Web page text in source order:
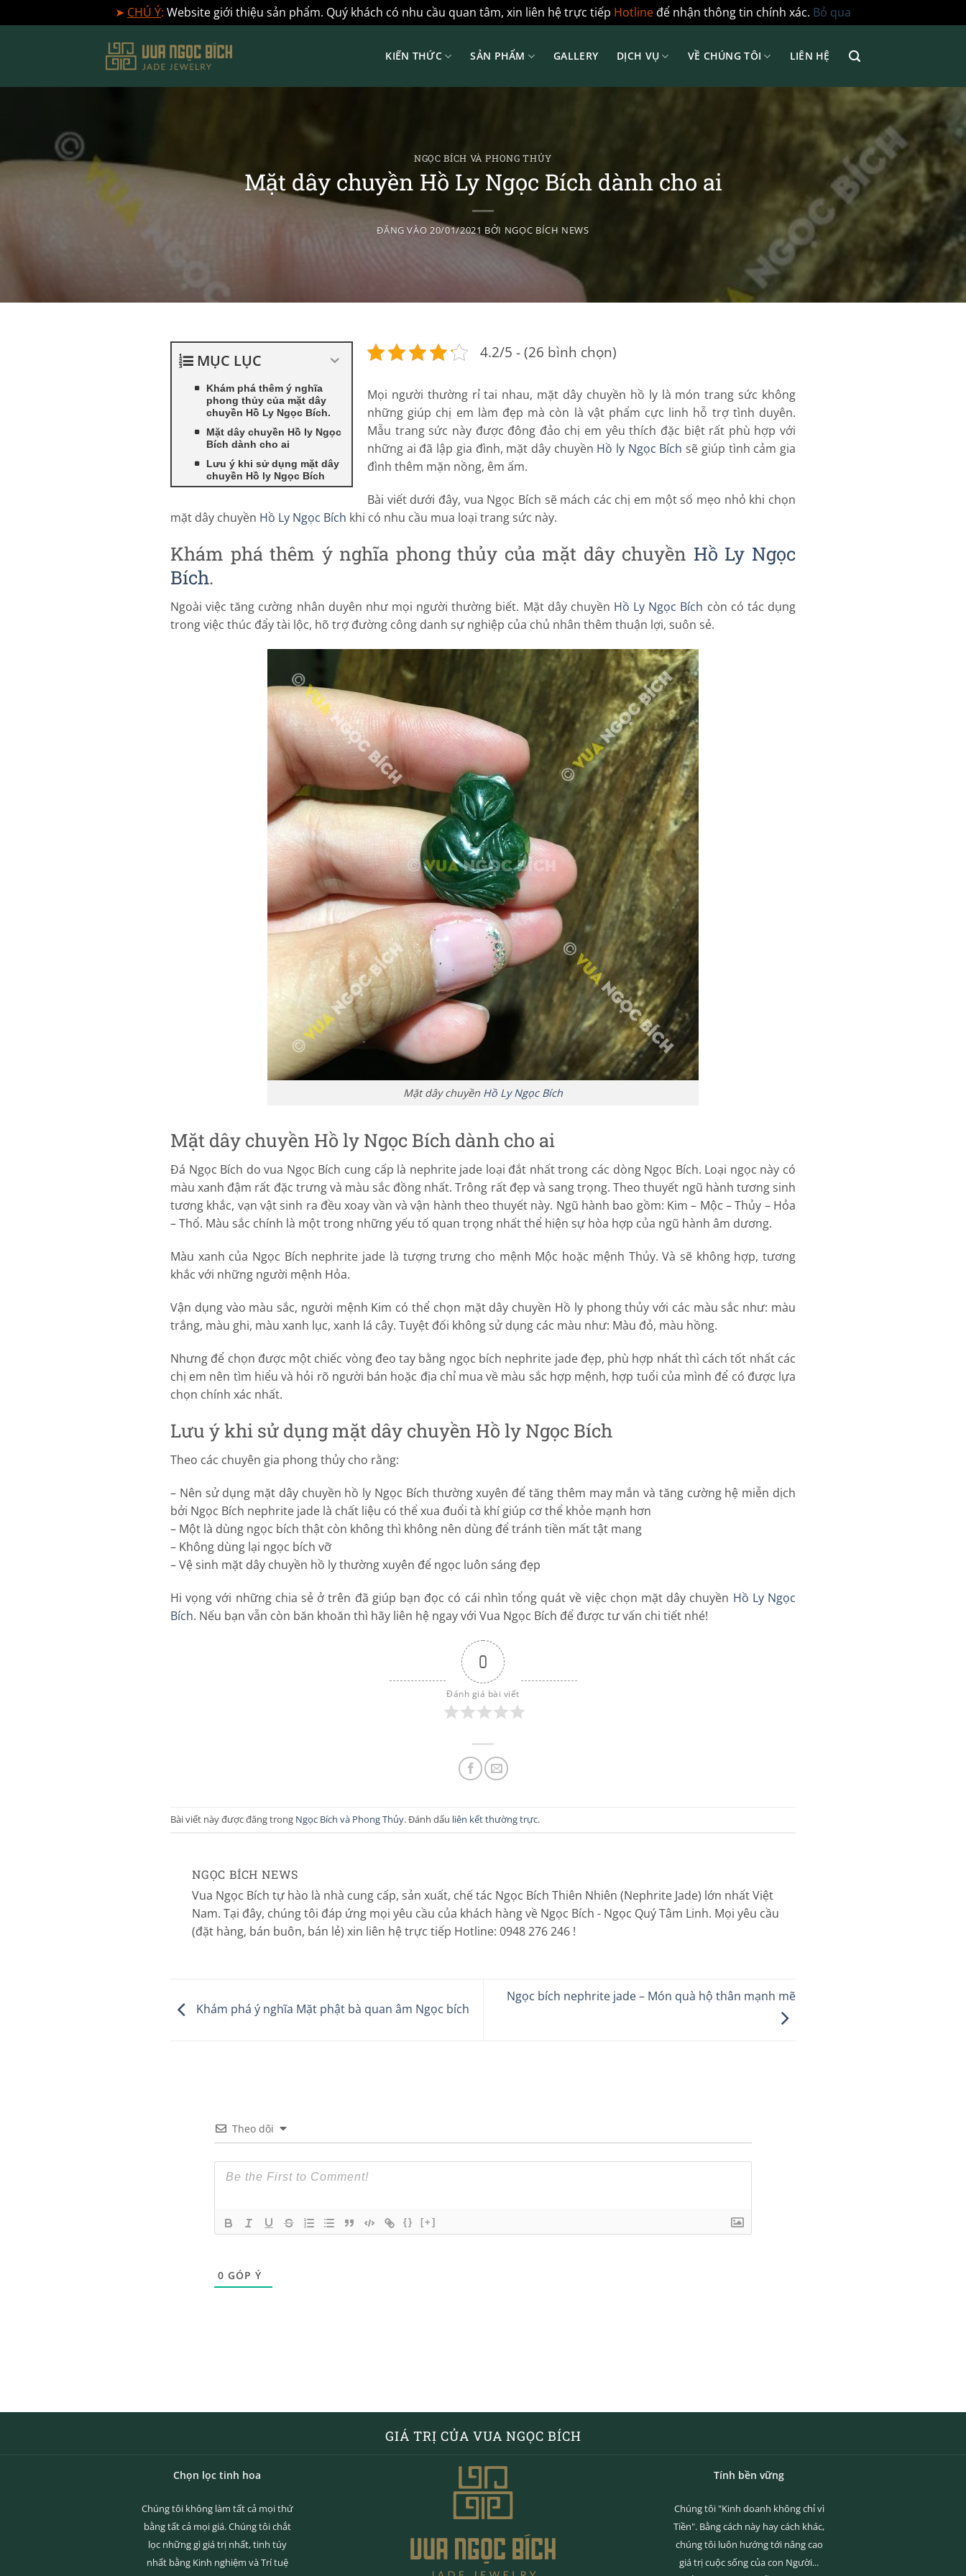
➤ CHÚ Ý: Website giới thiệu sản phẩm. Quý khách có nhu cầu quan tâm, xin liên hệ trực tiếp Hotlineđể nhận thông tin chính xác. Bỏ qua
dung
KIẾN THỨC SẢN PHẨM GALLERY DỊCH VỤ VỀ CHÚNG TÔI LIÊN HỆ
NGỌC BÍCH VÀ PHONG THỦY
Mặt dây chuyền Hồ Ly Ngọc Bích dành cho ai
ĐĂNG VÀO20/01/2021 BỞI NGỌC BÍCH NEWS
MỤC LỤC
Khám phá thêm ý nghĩa
phong thủy của mặt dây
chuyền Hồ Ly Ngọc Bích.
Mặt dây chuyền Hồ ly Ngọc
Bích dành cho ai
Lưu ý khi sử dụng mặt dây
chuyền Hồ ly Ngọc Bích
4.2/5 - (26 bình chọn)
Mọi người thường rỉ tai nhau, mặt dây chuyền hồ ly là món trang sức không
những giúp chị em làm đẹp mà còn là vật phẩm cực linh hỗ trợ tình duyên.
Mẫu trang sức này được đông đảo chị em yêu thích đặc biệt rất phù hợp với
những ai đã lập gia đình, mặt dây chuyền Hồ ly Ngọc Bích sẽ giúp tình cảm gia
đình thêm mặn nồng, êm ấm.
Bài viết dưới đây, vua Ngọc Bích sẽ mách các chị em một số mẹo nhỏ khi chọn
mặt dây chuyền Hồ Ly Ngọc Bích khi có nhu cầu mua loại trang sức này.
Khám phá thêm ý nghĩa phong thủy của mặt dây chuyền Hồ Ly Ngọc
Bích.
Ngoài việc tăng cường nhân duyên như mọi người thường biết. Mặt dây chuyền Hồ Ly Ngọc Bích còn có tác dụng
trong việc thúc đẩy tài lộc, hõ trợ đường công danh sự nghiệp của chủ nhân thêm thuận lợi, suôn sẻ.
Mặt dây chuyền Hồ Ly Ngọc Bích
Mặt dây chuyền Hồ ly Ngọc Bích dành cho ai
Đá Ngọc Bích do vua Ngọc Bích cung cấp là nephrite jade loại đắt nhất trong các dòng Ngọc Bích. Loại ngọc này có
màu xanh đậm rất đặc trưng và màu sắc đồng nhất. Trông rất đẹp và sang trọng. Theo thuyết ngũ hành tương sinh
tương khắc, vạn vật sinh ra đều xoay vần và vận hành theo thuyết này. Ngũ hành bao gồm: Kim – Mộc – Thủy – Hỏa
– Thổ. Màu sắc chính là một trong những yếu tố quan trọng nhất thể hiện sự hòa hợp của ngũ hành âm dương.
Màu xanh của Ngọc Bích nephrite jade là tượng trưng cho mệnh Mộc hoặc mệnh Thủy. Và sẽ không hợp, tương
khắc với những người mệnh Hỏa.
Vận dụng vào màu sắc, người mệnh Kim có thể chọn mặt dây chuyền Hồ ly phong thủy với các màu sắc như: màu
trắng, màu ghi, màu xanh lục, xanh lá cây. Tuyệt đối không sử dụng các màu như: Màu đỏ, màu hồng.
Nhưng để chọn được một chiếc vòng đeo tay bằng ngọc bích nephrite jade đẹp, phù hợp nhất thì cách tốt nhất các
chị em nên tìm hiểu và hỏi rõ người bán hoặc địa chỉ mua về màu sắc hợp mệnh, hợp tuổi của mình để có được lựa
chọn chính xác nhất.
Lưu ý khi sử dụng mặt dây chuyền Hồ ly Ngọc Bích
Theo các chuyên gia phong thủy cho rằng:
– Nên sử dụng mặt dây chuyền hồ ly Ngọc Bích thường xuyên để tăng thêm may mắn và tăng cường hệ miễn dịch
bởi Ngọc Bích nephrite jade là chất liệu có thể xua đuổi tà khí giúp cơ thể khỏe mạnh hơn
– Một là dùng ngọc bích thật còn không thì không nên dùng để tránh tiền mất tật mang
– Không dùng lại ngọc bích vỡ
– Vệ sinh mặt dây chuyền hồ ly thường xuyên để ngọc luôn sáng đẹp
Hi vọng với những chia sẻ ở trên đã giúp bạn đọc có cái nhìn tổng quát về việc chọn mặt dây chuyền Hồ Ly Ngọc
Bích. Nếu bạn vẫn còn băn khoăn thì hãy liên hệ ngay với Vua Ngọc Bích để được tư vấn chi tiết nhé!
0
Đánh giá bài viết
Bài viết này được đăng trong Ngọc Bích và Phong Thủy. Đánh dấu liên kết thường trực.
NGỌC BÍCH NEWS
Vua Ngọc Bích tự hào là nhà cung cấp, sản xuất, chế tác Ngọc Bích Thiên Nhiên (Nephrite Jade) lớn nhất Việt
Nam. Tại đây, chúng tôi đáp ứng mọi yêu cầu của khách hàng về Ngọc Bích - Ngọc Quý Tâm Linh. Mọi yêu cầu
(đặt hàng, bán buôn, bán lẻ) xin liên hệ trực tiếp Hotline: 0948 276 246 !
Khám phá ý nghĩa Mặt phật bà quan âm Ngọc bích
Ngọc bích nephrite jade – Món quà hộ thân mạnh mẽ
Theo dõi
{} [+]
0 GÓP Ý
GIÁ TRỊ CỦA VUA NGỌC BÍCH
Chọn lọc tinh hoa
Chúng tôi không làm tất cả mọi thứ
bằng tất cả mọi giá. Chúng tôi chắt
lọc những gì giá trị nhất, tinh túy
nhất bằng Kinh nghiệm và Trí tuệ
Tính bền vững
Chúng tôi "Kinh doanh không chỉ vì
Tiền". Bằng cách này hay cách khác,
chúng tôi luôn hướng tới nâng cao
giá trị cuộc sống của con Người...